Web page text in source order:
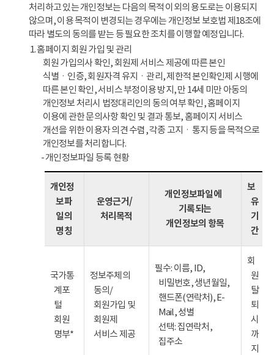
처리하고 있는 개인정보는 다음의 목적 이외의 용도로는 이용되지
않으며, 이용 목적이 변경되는 경우에는 개인정보 보호법 제18조에
따라 별도의 동의를 받는 등 필요한 조치를 이행할 예정입니다.
1. 홈페이지 회원 가입 및 관리
회원 가입의사 확인, 회원제 서비스 제공에 따른 본인
식별ㆍ인증, 회원자격 유지ㆍ관리, 제한적 본인확인제 시행에
따른 본인 확인, 서비스 부정이용 방지, 만 14세 미만 아동의
개인정보 처리시 법정대리인의 동의 여부 확인, 홈페이지
이용에 관한 문의사항 확인 및 결과 통보, 홈페이지 서비스
개선을 위한 이용자 의견 수렴, 각종 고지ㆍ통지 등을 목적으로
개인정보를 처리합니다.
- 개인정보파일 등록 현황
개인정
보파
일의
명칭
운영근거/
처리목적
개인정보파일에
기록되는
개인정보의 항목
보
유
기
간
국가통
계포
털
회원
명부*
정보주체의
동의/
회원가입 및
회원제
서비스 제공
필수: 이름, ID,
비밀번호, 생년월일,
핸드폰(연락처), E-
Mail, 성별
선택: 집연락처,
집주소
회
원
탈
퇴
시
까
지